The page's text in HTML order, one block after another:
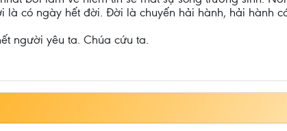
là có ngày hết đời. Đời là chuyến hải hành, hải hành
người yêu ta. Chúa cứu ta.